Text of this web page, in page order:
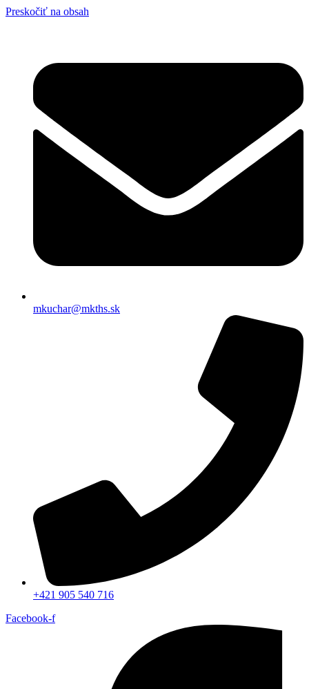
Preskočiť na obsah
mkuchar@mkths.sk
+421 905 540 716
Facebook-f